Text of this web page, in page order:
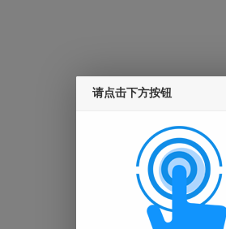
请点击下方按钮